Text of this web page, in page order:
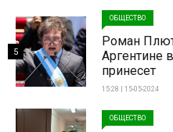
ОБЩЕСТВО
Роман
Аргентине
принесет
15:28 | 15-05-2024
5
ОБЩЕСТВО